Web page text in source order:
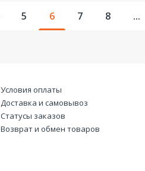
5 6 7 8 ...
Условия оплаты
Доставка и самовывоз
Статусы заказов
Возврат и обмен товаров